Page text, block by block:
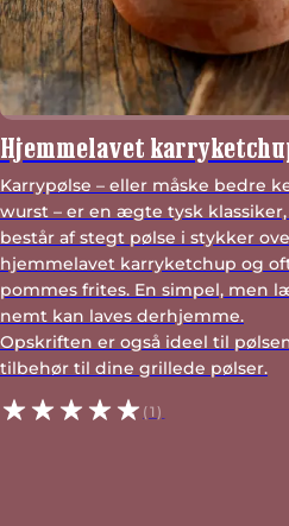
Hjemmelavet
Karrypølse – eller måske bedre
wurst – er en ægte tysk
består af stegt pølse i stykker
hjemmelavet karryketchup og
pommes frites. En simpel, men
nemt kan laves derhjemme.
Opskriften er også ideel til
tilbehør til dine grillede pølser.
(1)